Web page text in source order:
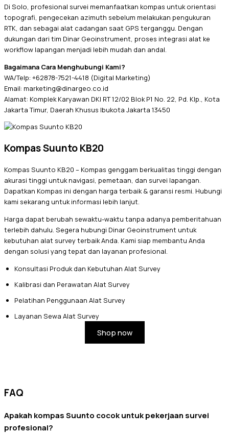
Di Solo, profesional survei memanfaatkan kompas untuk orientasi
topografi, pengecekan azimuth sebelum melakukan pengukuran
RTK, dan sebagai alat cadangan saat GPS terganggu. Dengan
dukungan dari tim Dinar Geoinstrument, proses integrasi alat ke
workflow lapangan menjadi lebih mudah dan andal.
Bagaimana Cara Menghubungi Kami?
WA/Telp: +62878-7521-4418 (Digital Marketing)
Email: marketing@dinargeo.co.id
Alamat: Komplek Karyawan DKI RT 12/02 Blok P1 No. 22, Pd. Klp., Kota
Jakarta Timur, Daerah Khusus Ibukota Jakarta 13450
Kompas Suunto KB20
Kompas Suunto KB20 – Kompas genggam berkualitas tinggi dengan
akurasi tinggi untuk navigasi, pemetaan, dan survei lapangan.
Dapatkan Kompas ini dengan harga terbaik & garansi resmi. Hubungi
kami sekarang untuk informasi lebih lanjut.
Harga dapat berubah sewaktu-waktu tanpa adanya pemberitahuan
terlebih dahulu. Segera hubungi Dinar Geoinstrument untuk
kebutuhan alat survey terbaik Anda. Kami siap membantu Anda
dengan solusi yang tepat dan layanan profesional.
Konsultasi Produk dan Kebutuhan Alat Survey
Kalibrasi dan Perawatan Alat Survey
Pelatihan Penggunaan Alat Survey
Layanan Sewa Alat Survey
Shop now
FAQ
Apakah kompas Suunto cocok untuk pekerjaan survei
profesional?